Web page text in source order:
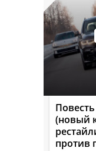
(новый
против